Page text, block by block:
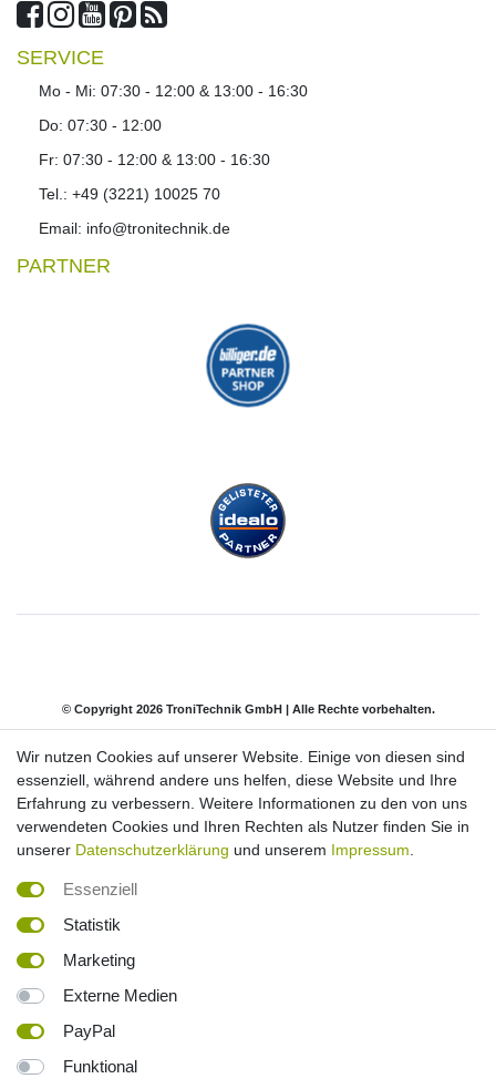
SERVICE
Mo - Mi: 07:30 - 12:00 & 13:00 - 16:30
Do: 07:30 - 12:00
Fr: 07:30 - 12:00 & 13:00 - 16:30
Tel.: +49 (3221) 10025 70
Email: info@tronitechnik.de
PARTNER
© Copyright 2026 TroniTechnik GmbH | Alle Rechte vorbehalten.
Impressum Daten­schutz­erklärung AGB
Barrierefreiheitserklärung Widerrufs­recht
*inkl. ges. MwSt. Versandkostenfrei innerhalb Deutschlands. Lieferzeiten und
Versandkosten für andere Länder und deutsche Inseln entnehmen Sie bitte
der Schaltfläche
einer effektiven Nutzung von 20 Minuten ausgegangen. Bei Infrarotkabinen
Wir nutzen Cookies auf unserer Website. Einige von diesen sind
essenziell, während andere uns helfen, diese Website und Ihre
Erfahrung zu verbessern. Weitere Informationen zu den von uns
verwendeten Cookies und Ihren Rechten als Nutzer finden Sie in
unserer Datenschutzerklärung und unserem Impressum
Essenziell
Statistik
Marketing
Externe Medien
PayPal
Funktional